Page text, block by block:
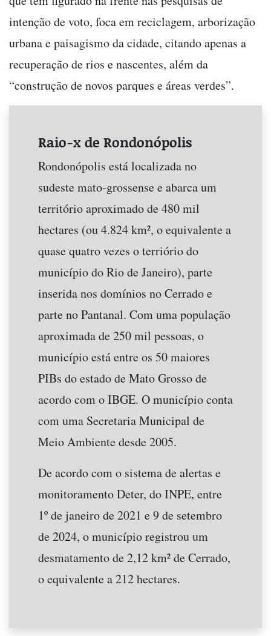
intenção de voto, foca em reciclagem, arborização
urbana e paisagismo da cidade, citando apenas a
recuperação de rios e nascentes, além da
“construção de novos parques e áreas verdes”.
Raio-x de Rondonópolis
Rondonópolis está localizada no
sudeste mato-grossense e abarca um
território aproximado de 480 mil
hectares (ou 4.824 km², o equivalente a
quase quatro vezes o terriório do
município do Rio de Janeiro), parte
inserida nos domínios no Cerrado e
parte no Pantanal. Com uma população
aproximada de 250 mil pessoas, o
município está entre os 50 maiores
PIBs do estado de Mato Grosso de
acordo com o IBGE. O município conta
com uma Secretaria Municipal de
Meio Ambiente desde 2005.
De acordo com o sistema de alertas e
monitoramento Deter, do INPE, entre
1º de janeiro de 2021 e 9 de setembro
de 2024, o município registrou um
desmatamento de 2,12 km² de Cerrado,
o equivalente a 212 hectares.